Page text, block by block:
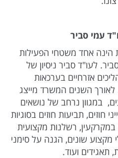
עמי סביר
הינה אחד משטחי הפעילות
לעו"ד סביר ניסיון של
הליכים אזרחיים בערכאות
השנים המשרד מייצג
במגוון נרחב של נושאים
חוזים, תביעות חוזים בסוגיות
במקרקעין, רשלנות מקצועית
מקצוע שונים, הגנה על סימני
תאגידים ועוד.